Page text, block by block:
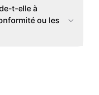
t-elle à
ou les